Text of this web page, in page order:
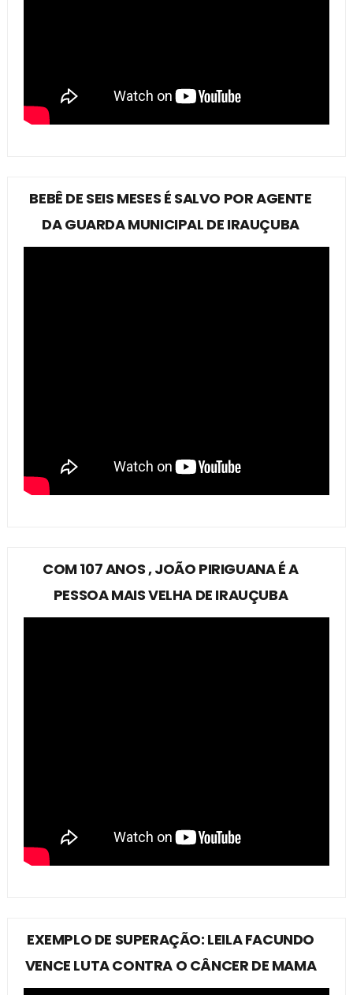
BEBÊ DE SEIS MESES É SALVO POR AGENTE
DA GUARDA MUNICIPAL DE IRAUÇUBA
COM 107 ANOS , JOÃO PIRIGUANA É A
PESSOA MAIS VELHA DE IRAUÇUBA
EXEMPLO DE SUPERAÇÃO: LEILA FACUNDO
VENCE LUTA CONTRA O CÂNCER DE MAMA